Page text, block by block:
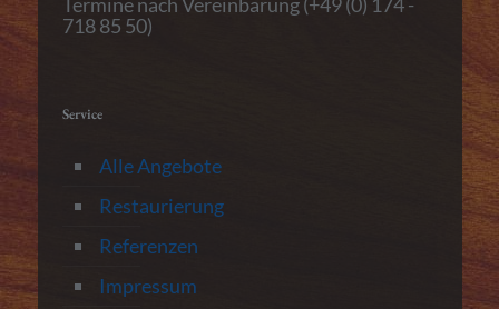
718 85 50)
Service
Alle Angebote
Restaurierung
Referenzen
Impressum